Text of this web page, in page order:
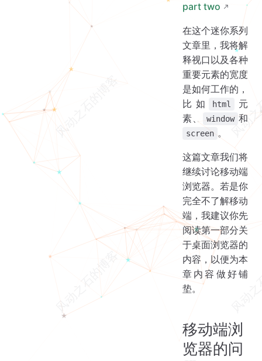
part two
在这个迷你系列
文章里，我将解
释视口以及各种
重要元素的宽度
是如何工作的，
比如
html
元
素、
window 和
screen 。
这篇文章我们将
继续讨论移动端
浏览器。若是你
完全不了解移动
端，我建议你先
阅读第一部分关
于桌面浏览器的
内容，以便为本
章内容做好铺
垫。
移动端浏
览器的问